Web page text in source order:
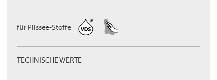
für Plissee-Stoffe
TECHNISCHE WERTE